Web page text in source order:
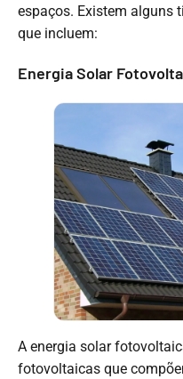
espaços. Existem alguns
que incluem:
Energia Solar
A energia solar
fotovoltaicas que